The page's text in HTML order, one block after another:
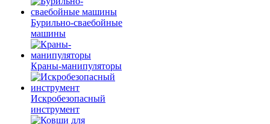
Бурильно-сваебойные
машины
Краны-манипуляторы
Искробезопасный
инструмент